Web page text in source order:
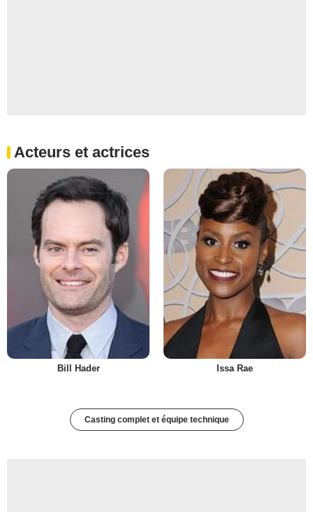
Acteurs et actrices
Bill Hader Issa Rae
Casting complet et équipe technique